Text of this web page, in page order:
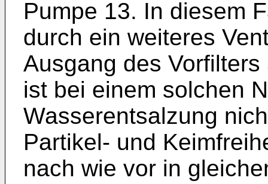
Pumpe 13. In diesem
durch ein weiteres
Ausgang des
ist bei einem solchen
Wasserentsalzung
Partikel- und
nach wie vor in